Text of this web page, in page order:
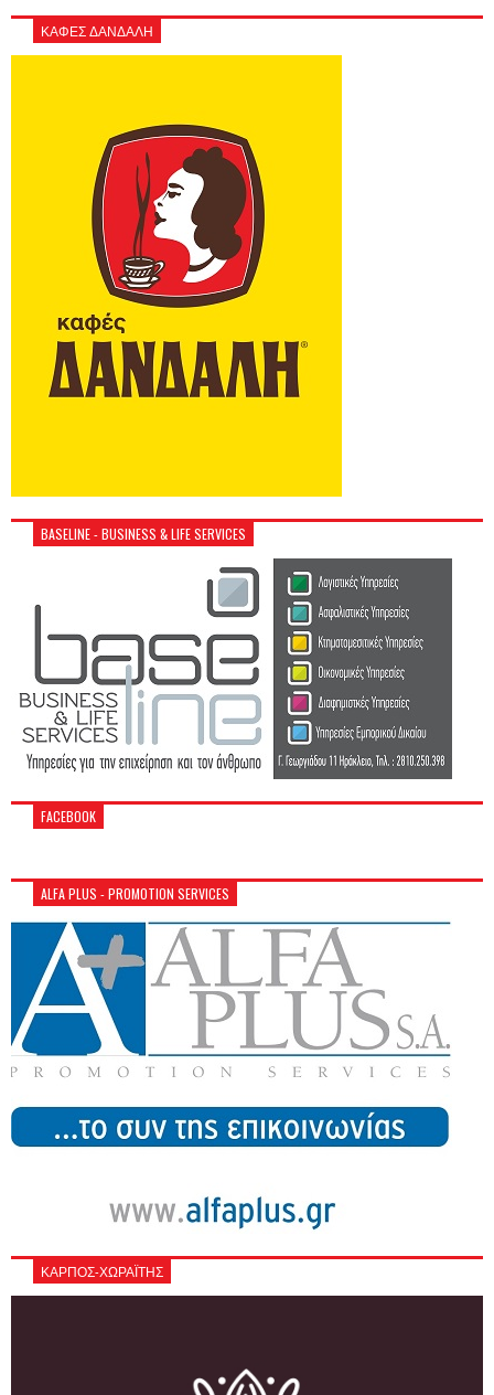
ΚΑΦΕΣ ΔΑΝΔΑΛΗ
BASELINE - BUSINESS & LIFE SERVICES
FACEBOOK
ALFA PLUS - PROMOTION SERVICES
ΚΑΡΠΟΣ-ΧΩΡΑΪΤΗΣ